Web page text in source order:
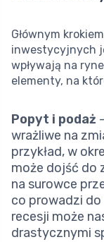
Głównym
inwestycyjnych
wpływają na
elementy, na
Popyt i podaż
wrażliwe na
przykład, w
może dojść do
na surowce
co prowadzi do
recesji może
drastycznymi